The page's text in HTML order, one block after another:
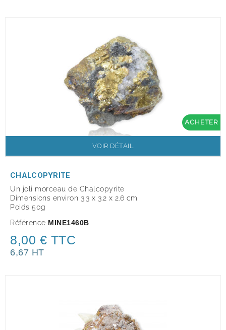
ACHETER
VOIR DÉTAIL
CHALCOPYRITE
Un joli morceau de Chalcopyrite
Dimensions environ 3.3 x 3.2 x 2.6 cm
Poids 50g
Référence MINE1460B
8,00 € TTC
6,67 HT